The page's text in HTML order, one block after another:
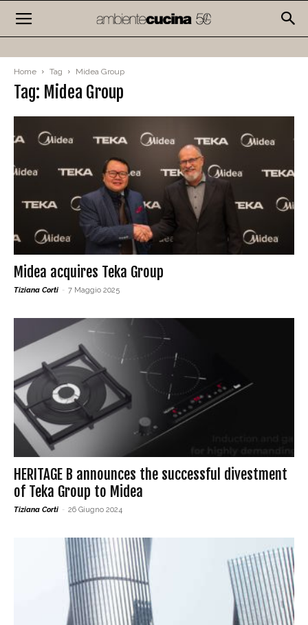
Home Tag Midea Group
Tag: Midea Group
Midea acquires Teka Group
Tiziana Corti - 7 Maggio 2025
HERITAGE B announces the successful divestment
of Teka Group to Midea
Tiziana Corti - 26 Giugno 2024